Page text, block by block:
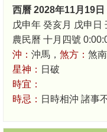
西曆 2028年11月19
戊申年 癸亥月 戊申日
農民曆 十月四號
沖： 沖馬， 煞方： 煞南
星神： 日破
時宜：
時忌： 日時相沖 諸事